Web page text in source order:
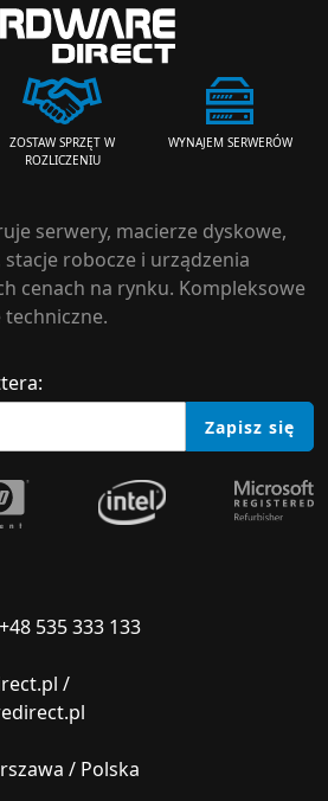
ZOSTAW SPRZĘT W
ROZLICZENIU
WYNAJEM SERWERÓW
serwery, macierze dyskowe,
robocze i urządzenia
cenach na rynku. Kompleksowe
Zapisz się
+48 535 333 133
/
/ Polska